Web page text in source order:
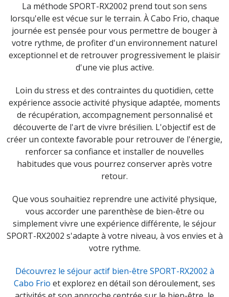
La méthode SPORT-RX2002 prend tout son sens
lorsqu'elle est vécue sur le terrain. À Cabo Frio, chaque
journée est pensée pour vous permettre de bouger à
votre rythme, de profiter d'un environnement naturel
exceptionnel et de retrouver progressivement le plaisir
d'une vie plus active.
Loin du stress et des contraintes du quotidien, cette
expérience associe activité physique adaptée, moments
de récupération, accompagnement personnalisé et
découverte de l'art de vivre brésilien. L'objectif est de
créer un contexte favorable pour retrouver de l'énergie,
renforcer sa confiance et installer de nouvelles
habitudes que vous pourrez conserver après votre
retour.
Que vous souhaitiez reprendre une activité physique,
vous accorder une parenthèse de bien-être ou
simplement vivre une expérience différente, le séjour
SPORT-RX2002 s'adapte à votre niveau, à vos envies et à
votre rythme.
Découvrez le séjour actif bien-être SPORT-RX2002 à
Cabo Frio et explorez en détail son déroulement, ses